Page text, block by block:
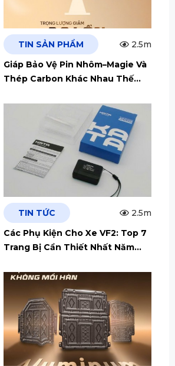
TIN SẢN PHẨM
2.5m
Giáp Bảo Vệ Pin Nhôm–Magie Và
Thép Carbon Khác Nhau Thế
TIN TỨC
2.5m
Các Phụ Kiện Cho Xe VF2: Top 7
Trang Bị Cần Thiết Nhất Năm